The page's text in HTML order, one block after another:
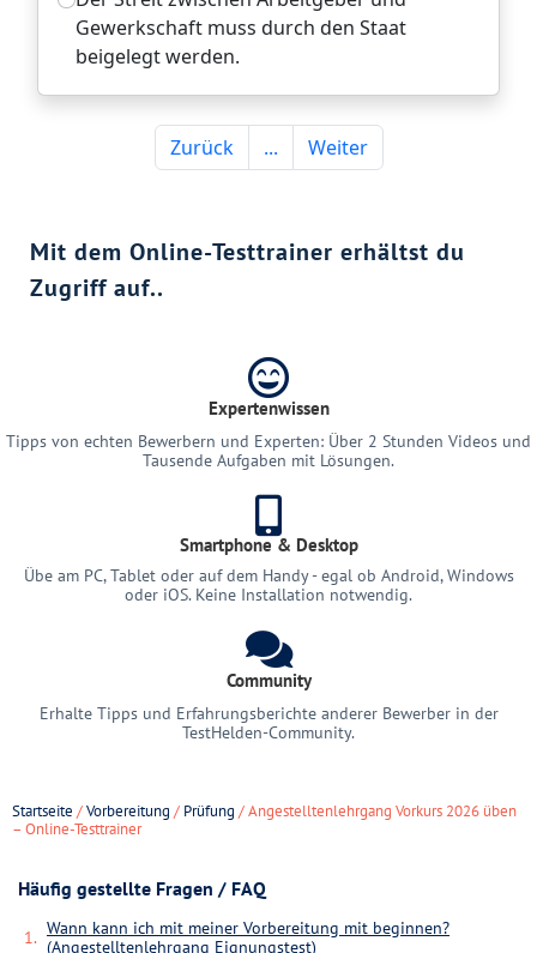
Mit dem Online-Testtrainer erhältst du
Zugriff auf..
Expertenwissen
Tipps von echten Bewerbern und Experten: Über 2 Stunden Videos und
Tausende Aufgaben mit Lösungen.
Smartphone & Desktop
Übe am PC, Tablet oder auf dem Handy - egal ob Android, Windows
oder iOS. Keine Installation notwendig.
Community
Erhalte Tipps und Erfahrungsberichte anderer Bewerber in der
TestHelden-Community.
Startseite /Vorbereitung / Prüfung / Angestelltenlehrgang Vorkurs 2026 üben
– Online-Testtrainer
Häufig gestellte Fragen / FAQ
Wann kann ich mit meiner Vorbereitung mit beginnen?
(Angestelltenlehrgang Eignungstest)